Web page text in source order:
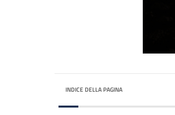
INDICE DELLA PAGINA